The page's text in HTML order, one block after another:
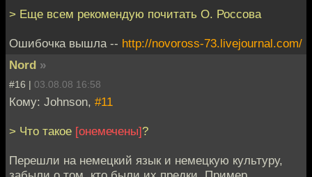
> Еще всем рекомендую почитать О. Россова
Ошибочка вышла -- http://novoross-73.livejournal.com/
Nord »
#16 | 03.08.08 16:58
Кому: Johnson, #11
> Что такое [онемечены]?
Перешли на немецкий язык и немецкую культуру,